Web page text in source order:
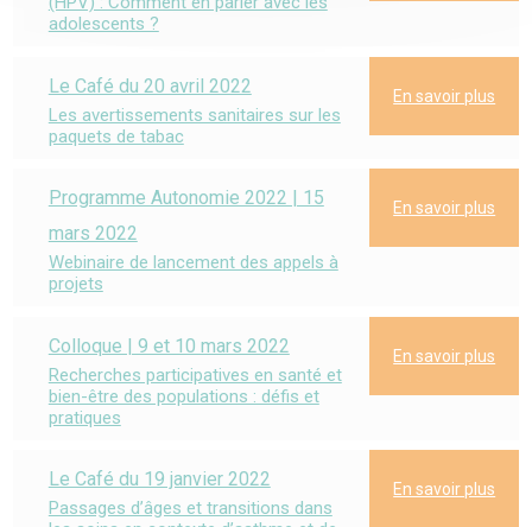
adolescents ?
Le Café du 20 avril 2022
Les avertissements sanitaires sur les
paquets de tabac
En savoir plus
Programme Autonomie 2022 | 15
mars 2022
Webinaire de lancement des appels à
projets
En savoir plus
Colloque | 9 et 10 mars 2022
Recherches participatives en santé et
bien-être des populations : défis et
pratiques
En savoir plus
Le Café du 19 janvier 2022
Passages d’âges et transitions dans
En savoir plus